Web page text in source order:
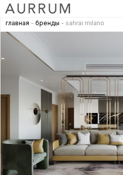
главная - бренды - sahrai milano